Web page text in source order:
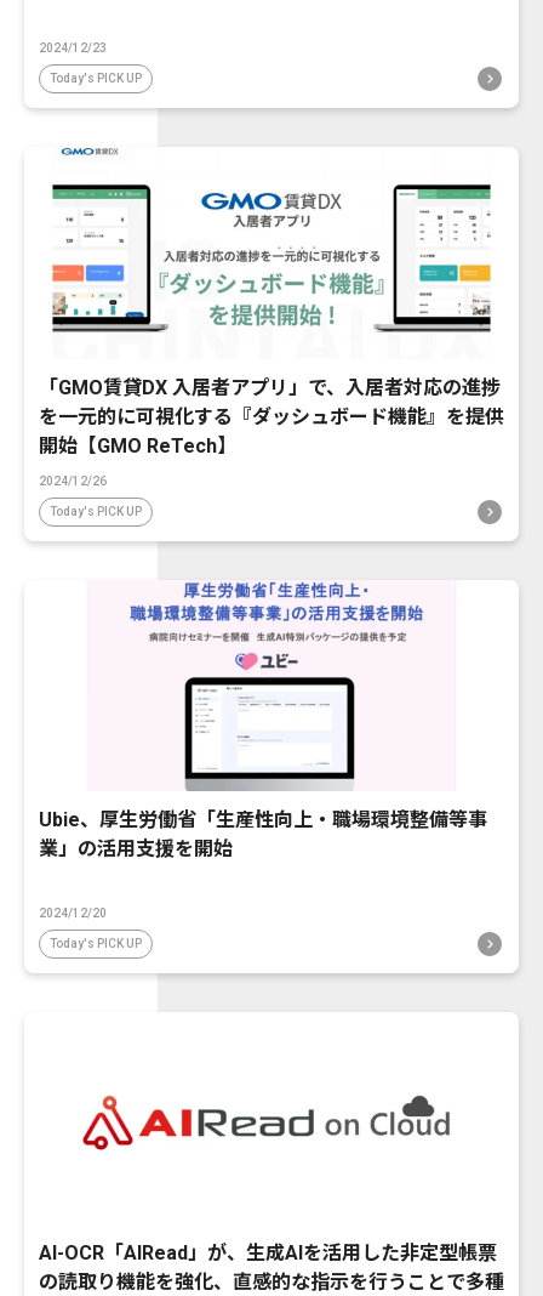
2024/12/23
Today's PICK UP
「GMO賃貸DX 入居者アプリ」で、入居者対応の進捗
を一元的に可視化する『ダッシュボード機能』を提供
開始【GMO ReTech】
2024/12/26
Today's PICK UP
Ubie、厚生労働省「生産性向上・職場環境整備等事
業」の活用支援を開始
2024/12/20
Today's PICK UP
AI-OCR「AIRead」が、生成AIを活用した非定型帳票
の読取り機能を強化、直感的な指示を行うことで多種